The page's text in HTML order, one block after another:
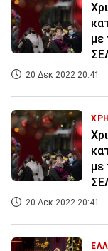
με
20 Δεκ 2022 20:41
με
20 Δεκ 2022 20:41